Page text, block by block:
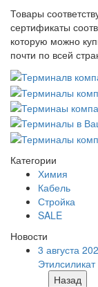
Товары
сертификаты
которую можно
почти по всей
Категории
Химия
Кабель
Стройка
SALE
Новости
3 августа
Назад